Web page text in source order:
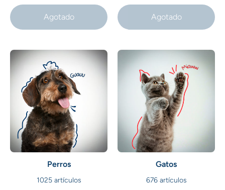
Agotado Agotado
Perros
1025 artículos
Gatos
676 artículos